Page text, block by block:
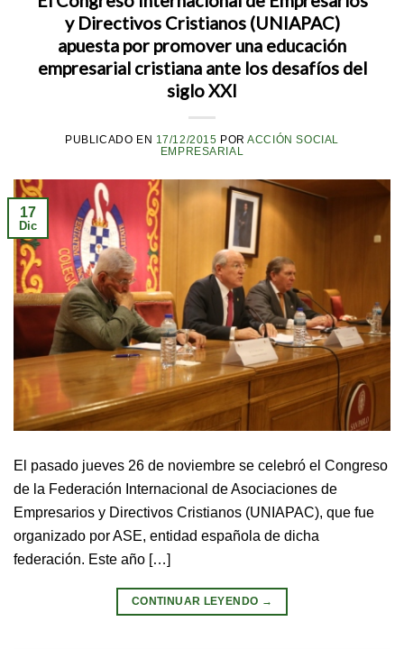
y Directivos Cristianos (UNIAPAC)
apuesta por promover una educación
empresarial cristiana ante los desafíos del
siglo XXI
PUBLICADO EN 17/12/2015 PORACCIÓN SOCIAL
EMPRESARIAL
17
Dic
El pasado jueves 26 de noviembre se celebró el Congreso
de la Federación Internacional de Asociaciones de
Empresarios y Directivos Cristianos (UNIAPAC), que fue
organizado por ASE, entidad española de dicha
federación. Este año […]
CONTINUAR LEYENDO →